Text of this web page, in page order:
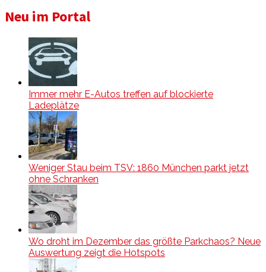
Neu im Portal
Immer mehr E-Autos treffen auf blockierte
Ladeplätze
Weniger Stau beim TSV: 1860 München parkt jetzt
ohne Schranken
Wo droht im Dezember das größte Parkchaos? Neue
Auswertung zeigt die Hotspots